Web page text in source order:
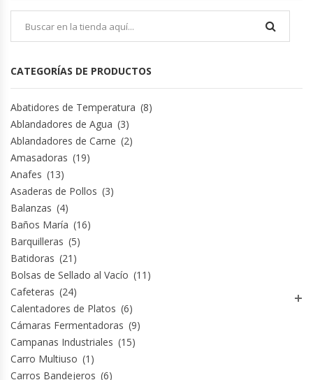
Exprimidoras De Cítricos
Extractoras De Jugos
Fabricadoras De Hielo
Formadora De Pizza
Frigobar
Granizadoras
Hervidores / Percoladores
Hornos A Piso Y Pizzeros
Hornos Cocción Acelerada
Hornos Eléctricos
CATEGORÍAS DE PRODUCTOS
Abatidores de Temperatura (8)
Ablandadores de Agua (3)
Ablandadores de Carne (2)
Amasadoras (19)
Anafes (13)
Asaderas de Pollos (3)
Balanzas (4)
Baños María (16)
Barquilleras (5)
Batidoras (21)
Bolsas de Sellado al Vacío (11)
Cafeteras (24)
Calentadores de Platos (6)
Cámaras Fermentadoras (9)
Campanas Industriales (15)
Carro Multiuso (1)
Carros Bandejeros (6)